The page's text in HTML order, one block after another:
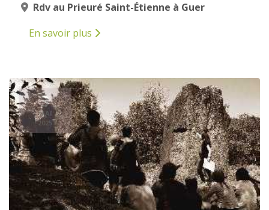
Rdv au Prieuré Saint-Étienne à Guer
En savoir plus
3
MAI
2025